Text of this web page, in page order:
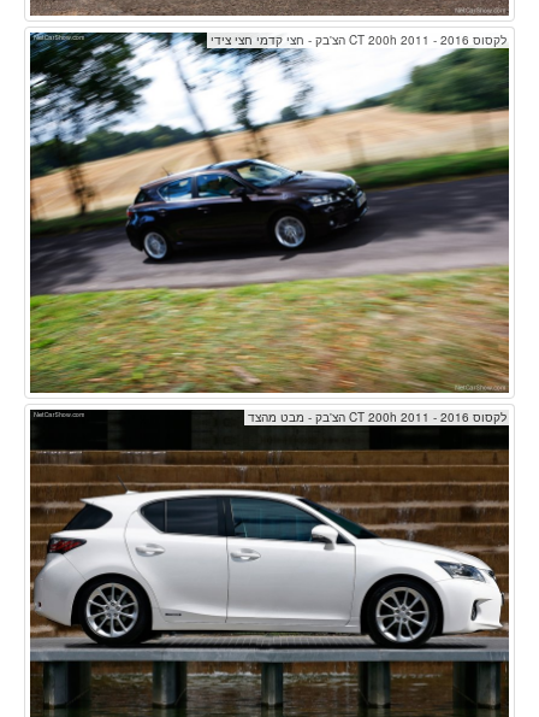
לקסוס CT 200h 2011 - 2016 הצ'בק - חצי קדמי חצי צידי
לקסוס CT 200h 2011 - 2016 הצ'בק - מבט מהצד